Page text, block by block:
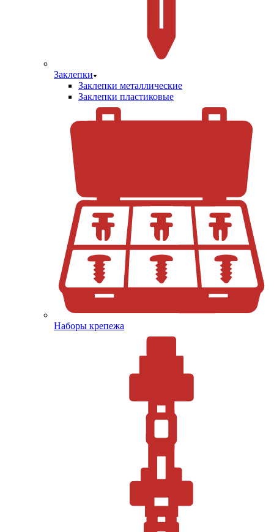
Заклепки
Заклепки металлические
Заклепки пластиковые
Наборы крепежа